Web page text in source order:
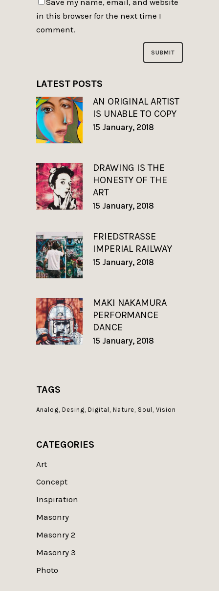
in this browser for the next time I
comment.
LATEST POSTS
AN ORIGINAL ARTIST
IS UNABLE TO COPY
15 January, 2018
DRAWING IS THE
HONESTY OF THE
ART
15 January, 2018
FRIEDSTRASSE
IMPERIAL RAILWAY
15 January, 2018
MAKI NAKAMURA
PERFORMANCE
DANCE
15 January, 2018
TAGS
Analog Desing Digital Nature Soul Vision
CATEGORIES
Art
Concept
Inspiration
Masonry
Masonry 2
Masonry 3
Photo